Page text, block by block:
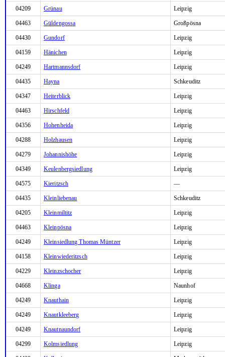
04209 Grünau Leipzig
04463 Güldengossa Großpösna
04430 Gundorf Leipzig
04159 Hänichen Leipzig
04249 Hartmannsdorf Leipzig
04435 Hayna Schkeuditz
04347 Heiterblick Leipzig
04463 Hirschfeld Leipzig
04356 Hohenheida Leipzig
04288 Holzhausen Leipzig
04279 Johannishöhe Leipzig
04349 Keulenbergsiedlung Leipzig
04575 Kieritzsch —
04435 Kleinliebenau Schkeuditz
04205 Kleinmiltitz Leipzig
04463 Kleinpösna Leipzig
04249 Kleinsiedlung Thomas Müntzer Leipzig
04158 Kleinwiederitzsch Leipzig
04229 Kleinzschocher Leipzig
04668 Klinga Naunhof
04249 Knauthain Leipzig
04249 Knautkleeberg Leipzig
04249 Knautnaundorf Leipzig
04299 Kolmsiedlung Leipzig